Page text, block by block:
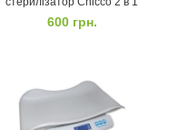
600 грн.